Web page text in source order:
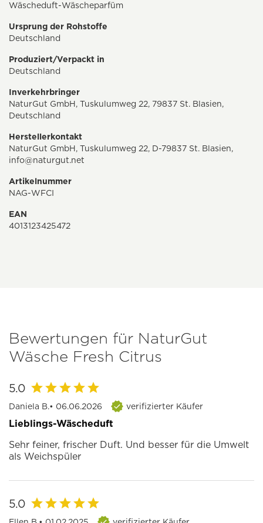
Wäscheduft-Wäscheparfüm
Ursprung der Rohstoffe
Deutschland
Produziert/Verpackt in
Deutschland
Inverkehrbringer
NaturGut GmbH, Tuskulumweg 22, 79837 St. Blasien,
Deutschland
Herstellerkontakt
NaturGut GmbH, Tuskulumweg 22, D-79837 St. Blasien,
info@naturgut.net
Artikelnummer
NAG-WFCI
EAN
4013123425472
Bewertungen für NaturGut
Wäsche Fresh Citrus
5.0
Daniela B.• 06.06.2026 verifizierter Käufer
Lieblings-Wäscheduft
Sehr feiner, frischer Duft. Und besser für die Umwelt
als Weichspüler
5.0